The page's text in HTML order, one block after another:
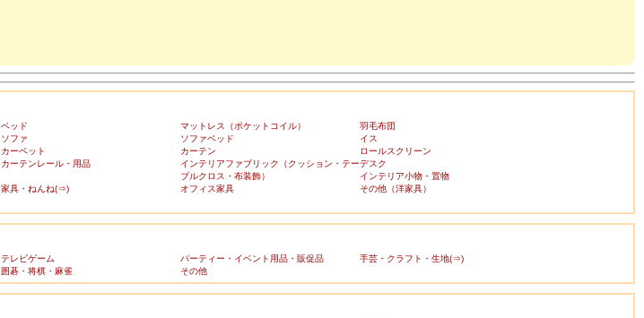
ベッド マットレス（ポケットコイル）
羽毛布団
ソファ ソファベッド
イス
カーペット カーテン
ロールスクリーン
カーテンレール・用品
インテリアファブリック（クッション・テー
ブルクロス・布装飾）
デスク
インテリア小物・置物
家具・ねんね(⇒) オフィス家具
その他（洋家具）
テレビゲーム パーティー・イベント用品・販促品
手芸・クラフト・生地(⇒)
囲碁・将棋・麻雀 その他